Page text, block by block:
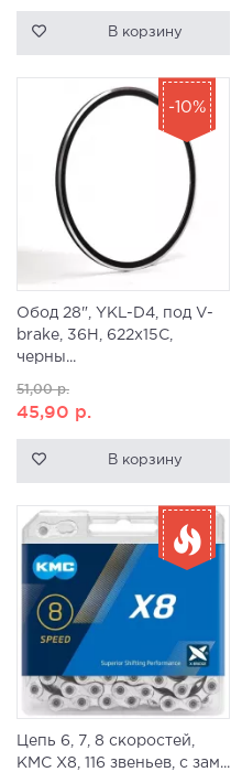
В корзину
Обод 28", YKL-D4, под V-
brake, 36H, 622x15C,
черны...
51,00р.
45,90 р.
В корзину
-10%
Цепь 6, 7, 8 скоростей,
KMC X8, 116 звеньев, с зам...